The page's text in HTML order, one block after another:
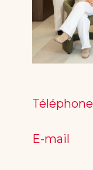
Téléphone
E-mail